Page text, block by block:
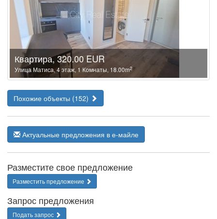
Квартира, 320.00 EUR
Улица Матиса, 4 этаж, 1 Комнаты, 18.00m2
Похожие объекты (152)
Актуальные предложения в е-майле
Разместите свое предложение
Разместить предложение
Запрос предложения
Подать запрос